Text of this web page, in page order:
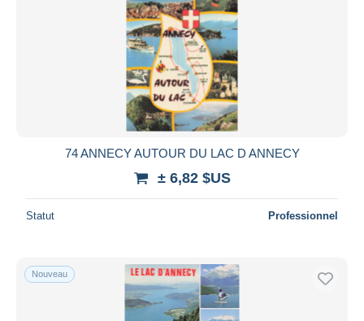
74 ANNECY AUTOUR DU LAC D ANNECY
± 6,82 $US
Statut Professionnel
Nouveau